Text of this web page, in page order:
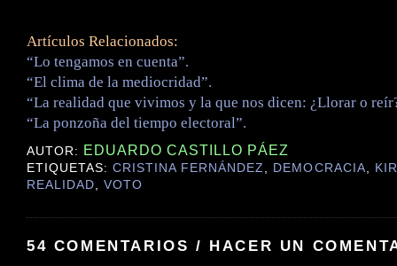
Artículos Relacionados:
“Lo tengamos en cuenta”.
“El clima de la mediocridad”.
“La realidad que vivimos y la que nos dicen: ¿Llorar o
“La ponzoña del tiempo electoral”.
AUTOR: EDUARDO CASTILLO PÁEZ
ETIQUETAS:CRISTINA FERNÁNDEZ, DEMOCRACIA,
REALIDAD,VOTO
54 COMENTARIOS / HACER UN